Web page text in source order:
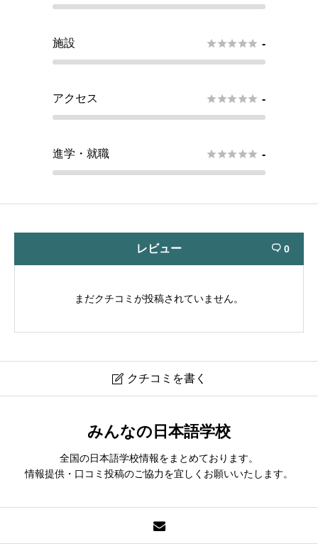
施設  -
アクセス  -
進学・就職  -
レビュー  0
まだクチコミが投稿されていません。
 クチコミを書く
みんなの日本語学校
全国の日本語学校情報をまとめております。
情報提供・口コミ投稿のご協力を宜しくお願いいたします。